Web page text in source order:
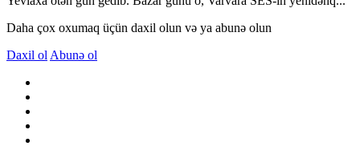
Daha çox oxumaq üçün daxil olun və ya abunə olun
Daxil ol Abunə ol